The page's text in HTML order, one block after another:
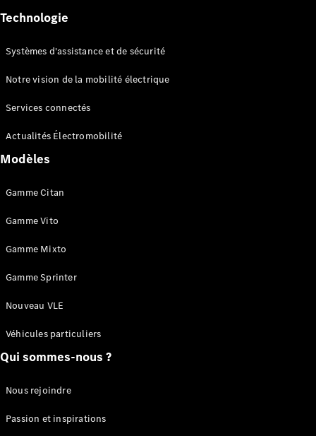
Tous les
Vito
Fourgon
Vito Mixto
Configurez
votre
véhicule
véhicule
stock
Marco Polo
Configurez
véhicule
Technologie
Systèmes d'assistance et de sécurité
Notre vision de la mobilité électrique
Services connectés
Actualités Électromobilité
Modèles
Gamme Citan
Gamme Vito
Gamme Mixto
Gamme Sprinter
Nouveau VLE
Véhicules particuliers
Qui sommes-nous ?
Nous rejoindre
Passion et inspirations